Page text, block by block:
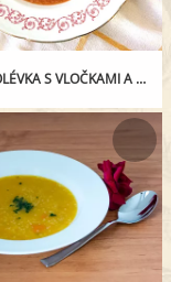
RAJSKÁ POLÉVKA S VLOČKAMI A KUSKUSEM